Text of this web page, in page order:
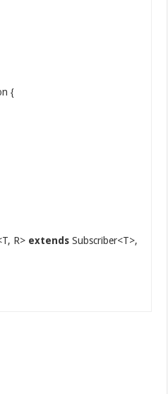
{
R> extends Subscriber<T>,